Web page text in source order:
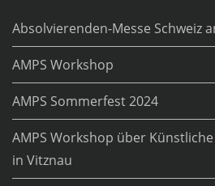
Absolvierenden-Messe Schweiz
AMPS Workshop
AMPS Sommerfest 2024
AMPS Workshop über
in Vitznau